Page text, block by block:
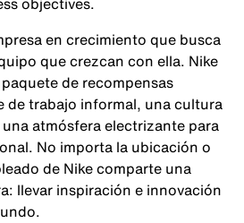
en crecimiento que busca
que crezcan con ella. Nike
de recompensas
de trabajo informal, una cultura
atmósfera electrizante para
No importa la ubicación o
de Nike comparte una
llevar inspiración e innovación